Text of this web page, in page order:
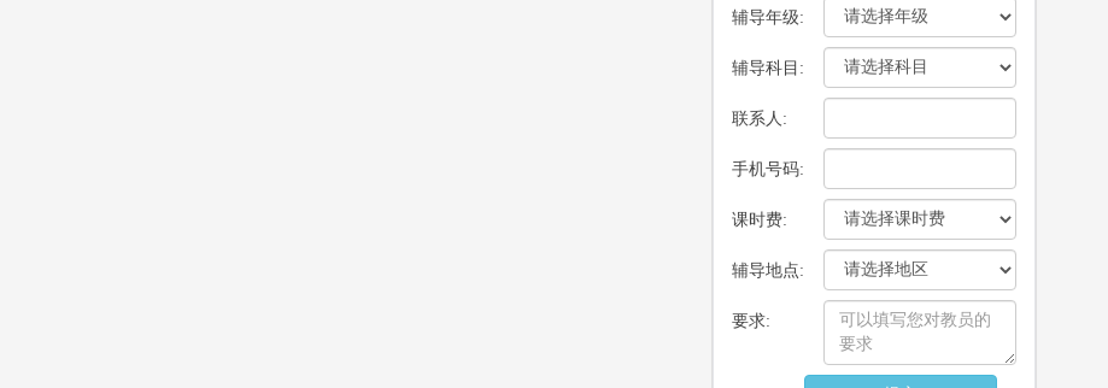
辅导年级:
辅导科目:
联系人:
手机号码:
课时费:
辅导地点:
要求: